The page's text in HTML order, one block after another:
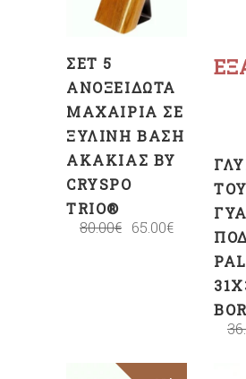
ΣΕΤ 5
ΑΝΟΞΕΊΔΩΤΑ
ΜΑΧΑΊΡΙΑ ΣΕ
ΞΎΛΙΝΗ ΒΆΣΗ
ΑΚΑΚΊΑΣ BY
CRYSPO
TRIO®
80.00€ 65.00€